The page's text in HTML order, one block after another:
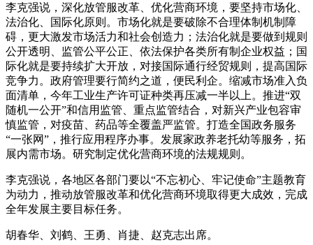
李克强说，深化放管服改革、优化营商环境，要坚持市场化、
法治化、国际化原则。市场化就是要破除不合理体制机制障
碍，更大激发市场活力和社会创造力；法治化就是要做到规则
公开透明、监管公平公正、依法保护各类所有制企业权益；国
际化就是要持续扩大开放，对接国际通行经贸规则，提高国际
竞争力。政府管理要行简约之道，便民利企。缩减市场准入负
面清单，今年工业生产许可证种类再压减一半以上。推进“双
随机一公开”和信用监管、重点监管结合，对新兴产业包容审
慎监管，对疫苗、药品等全覆盖严监管。打造全国政务服务
“一张网”，推行应用程序办事。发展家政养老托幼等服务，拓
展内需市场。研究制定优化营商环境的法规规则。
李克强说，各地区各部门要以“不忘初心、牢记使命”主题教育
为动力，推动放管服改革和优化营商环境取得更大成效，完成
全年发展主要目标任务。
胡春华、刘鹤、王勇、肖捷、赵克志出席。